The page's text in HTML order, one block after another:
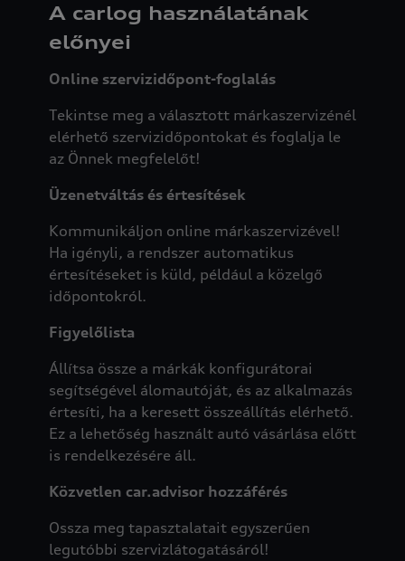
A carlog használatának
előnyei
Online szervizidőpont-foglalás
Tekintse meg a választott márkaszervizénél
elérhető szervizidőpontokat és foglalja le
az Önnek megfelelőt!
Üzenetváltás és értesítések
Kommunikáljon online márkaszervizével!
Ha igényli, a rendszer automatikus
értesítéseket is küld, például a közelgő
időpontokról.
Figyelőlista
Állítsa össze a márkák konfigurátorai
segítségével álomautóját, és az alkalmazás
értesíti, ha a keresett összeállítás elérhető.
Ez a lehetőség használt autó vásárlása előtt
is rendelkezésére áll.
Közvetlen car.advisor hozzáférés
Ossza meg tapasztalatait egyszerűen
legutóbbi szervizlátogatásáról!